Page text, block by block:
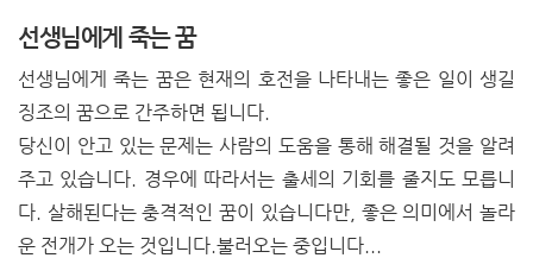
선생님에게 죽는 꿈
선생님에게 죽는 꿈은 현재의 호전을 나타내는 좋은 일이 생길
징조의 꿈으로 간주하면 됩니다.
당신이 안고 있는 문제는 사람의 도움을 통해 해결될 것을 알려
주고 있습니다. 경우에 따라서는 출세의 기회를 줄지도 모릅니
다. 살해된다는 충격적인 꿈이 있습니다만, 좋은 의미에서 놀라
운 전개가 오는 것입니다.불러오는 중입니다...